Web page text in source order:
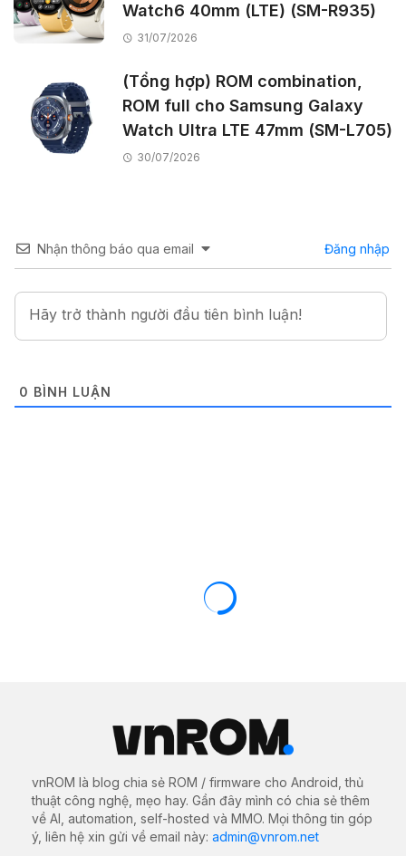
Watch6 40mm (LTE) (SM-R935)
31/07/2026
(Tổng hợp) ROM combination,
ROM full cho Samsung Galaxy
Watch Ultra LTE 47mm (SM-L705)
30/07/2026
Nhận thông báo qua email Đăng nhập
0 BÌNH LUẬN
vnROM là blog chia sẻ ROM / firmware cho Android, thủ
thuật công nghệ, mẹo hay. Gần đây mình có chia sẻ thêm
về AI, automation, self-hosted và MMO. Mọi thông tin góp
ý, liên hệ xin gửi về email này: admin@vnrom.net